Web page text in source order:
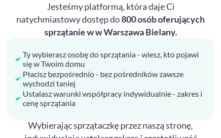
Jesteśmy platformą, która daje Ci
natychmiastowy dostęp do800 osób oferujących
sprzątanie w w Warszawa Bielany.
Ty wybierasz osobę do sprzątania - wiesz, kto pojawi
się w Twoim domu
Płacisz bezpośrednio - bez pośredników zawsze
wychodzi taniej
Ustalasz warunki współpracy indywidualnie - zakres i
cenę sprzątania
Wybierając sprzątaczkę przez naszą stronę,